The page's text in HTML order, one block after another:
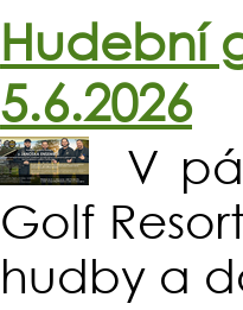
Hudební
5.6.2026
V
Golf
hudby a